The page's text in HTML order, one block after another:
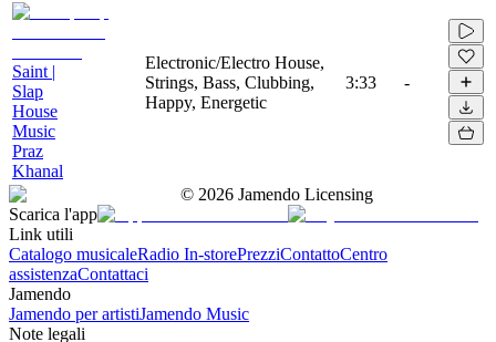
Saint |
Slap
House
Music
Praz
Khanal
Electronic/Electro House,
Strings, Bass, Clubbing,
Happy, Energetic
3:33 -
© 2026 Jamendo Licensing
Scarica l'app
Link utili
Catalogo musicaleRadio In-storePrezziContattoCentro
assistenzaContattaci
Jamendo
Jamendo per artistiJamendo Music
Note legali